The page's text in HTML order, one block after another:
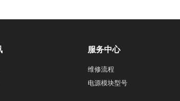
服务中心
维修流程
电源模块型号